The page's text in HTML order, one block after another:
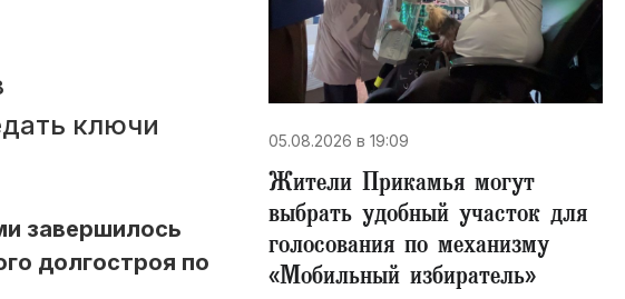
ключи
завершилось
долгостроя по
05.08.2026 в 19:09
Жители Прикамья могут
выбрать удобный участок для
голосования по механизму
«Мобильный избиратель»